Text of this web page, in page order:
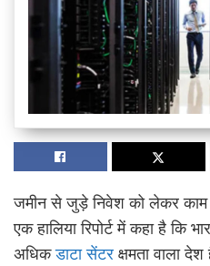
जमीन से जुड़े निवेश को लेकर काम
एक हालिया रिपोर्ट में कहा है कि
अधिकडाटा सेंटर क्षमता वाला देश